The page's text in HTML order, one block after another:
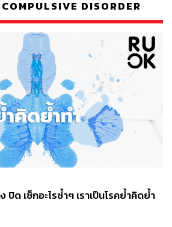
DISORDER
ปิด เช็กอะไรซ้ำๆ เราเป็นโรคย้ำคิดย้ำ